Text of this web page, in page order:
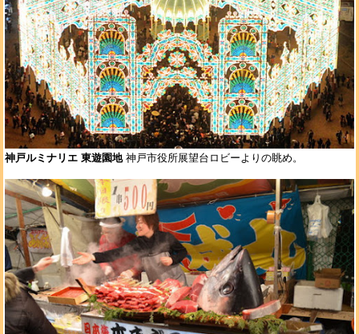
神戸ルミナリエ 東遊園地神戸市役所展望台ロビーよりの眺め。